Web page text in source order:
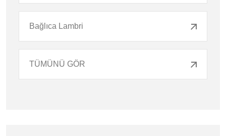
Bağlıca Lambri
TÜMÜNÜ GÖR